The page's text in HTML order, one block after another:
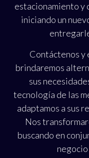
estacionamiento y
iniciando un
Contáctenos y
brindaremos
sus
tecnología de las
adaptamos a sus
Nos
buscando en